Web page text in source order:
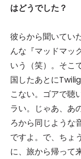
はどうでした？
彼らから聞いてい
んな『マッドマッ
いう（笑）。そこ
国したあとに
こない。ゴアで聴
ラい。じゃあ、あ
ろから同じような
ですよ。で、ちょ
に、旅から帰って